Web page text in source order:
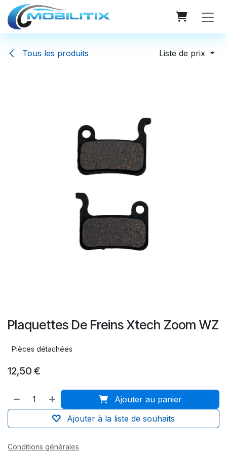
Se rendre au contenu
Tous les produits Liste de prix
Plaquettes De Freins Xtech Zoom WZ
Pièces détachées
12,50 €
Ajouter au panier
Ajouter à la liste de souhaits
Conditions générales